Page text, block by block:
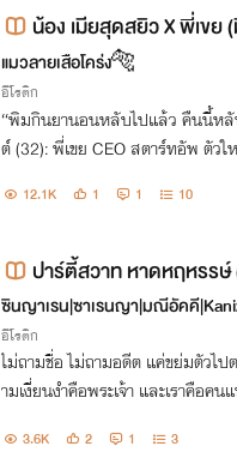
น้อง เมียสุดสยิว X พี่เข
แมวลายเสือโคร่ง🐅
อีโรติก
“พิมกินยานอนหลับไปแล้ว คืนนี้
ต์ (32): พี่เขย CEO สตาร์ทอัพ ตัว
12.1K 1 1 10
ปาร์ตี้สวาท หาดหฤหรรษ์
ซินญาเรน|ซาเรนญา|มณีอัคคี
อีโรติก
ไม่ถามชื่อ ไม่ถามอดีต แค่ขย่มตัวไ
ามเงี่ยนงำคือพระเจ้า และเราคือ
3.6K 2 1 3